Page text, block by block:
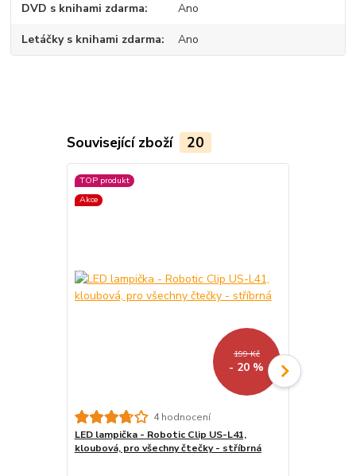
DVD s knihami zdarma Ano
Letáčky s knihami zdarma Ano
Související zboží 20
TOP produkt
Akce
199 Kč
- 20 %
4 hodnocení
LED lampička - Robotic Clip US-L41,
kloubová, pro všechny čtečky - stříbrná